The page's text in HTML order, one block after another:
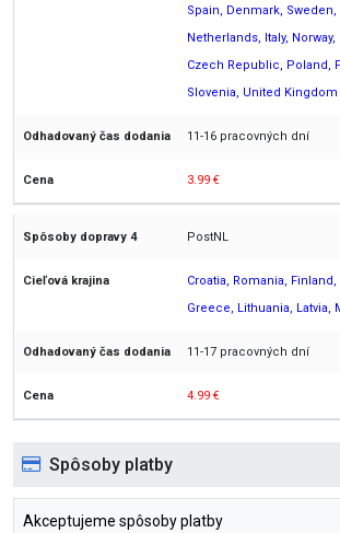
Spain, Denmark, Sweden,
Netherlands, Italy,
Czech Republic, Poland,
Slovenia, United Kingdom
11-16 pracovných dní
3.99 €
PostNL
Croatia, Romania,
Greece, Lithuania, Latvia,
11-17 pracovných dní
4.99 €
Spôsoby platby
Akceptujeme spôsoby platby